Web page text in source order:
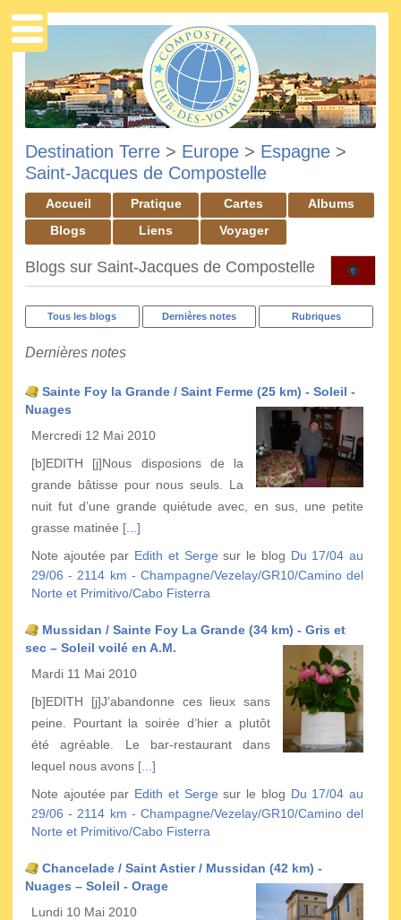
Destination Terre > Europe > Espagne >
Saint-Jacques de Compostelle
Accueil Pratique Cartes
Albums
Blogs
Liens Voyager
Blogs sur Saint-Jacques de Compostelle
Tous les blogs Dernières notes Rubriques
Dernières notes
Sainte Foy la Grande / Saint Ferme (25 km) - Soleil -
Nuages
Mercredi 12 Mai 2010
[b]EDITH [j]Nous disposions de la
grande bâtisse pour nous seuls. La
nuit fut d’une grande quiétude avec, en sus, une petite
grasse matinée [...]
Note ajoutée par Edith et Serge sur le blog Du 17/04 au
29/06 - 2114 km - Champagne/Vezelay/GR10/Camino del
Norte et Primitivo/Cabo Fisterra
Mussidan / Sainte Foy La Grande (34 km) - Gris et
sec – Soleil voilé en A.M.
Mardi 11 Mai 2010
[b]EDITH [j]J’abandonne ces lieux sans
peine. Pourtant la soirée d’hier a plutôt
été agréable. Le bar-restaurant dans
lequel nous avons [...]
Note ajoutée par Edith et Serge sur le blog Du 17/04 au
29/06 - 2114 km - Champagne/Vezelay/GR10/Camino del
Norte et Primitivo/Cabo Fisterra
Chancelade / Saint Astier / Mussidan (42 km) -
Nuages – Soleil - Orage
Lundi 10 Mai 2010